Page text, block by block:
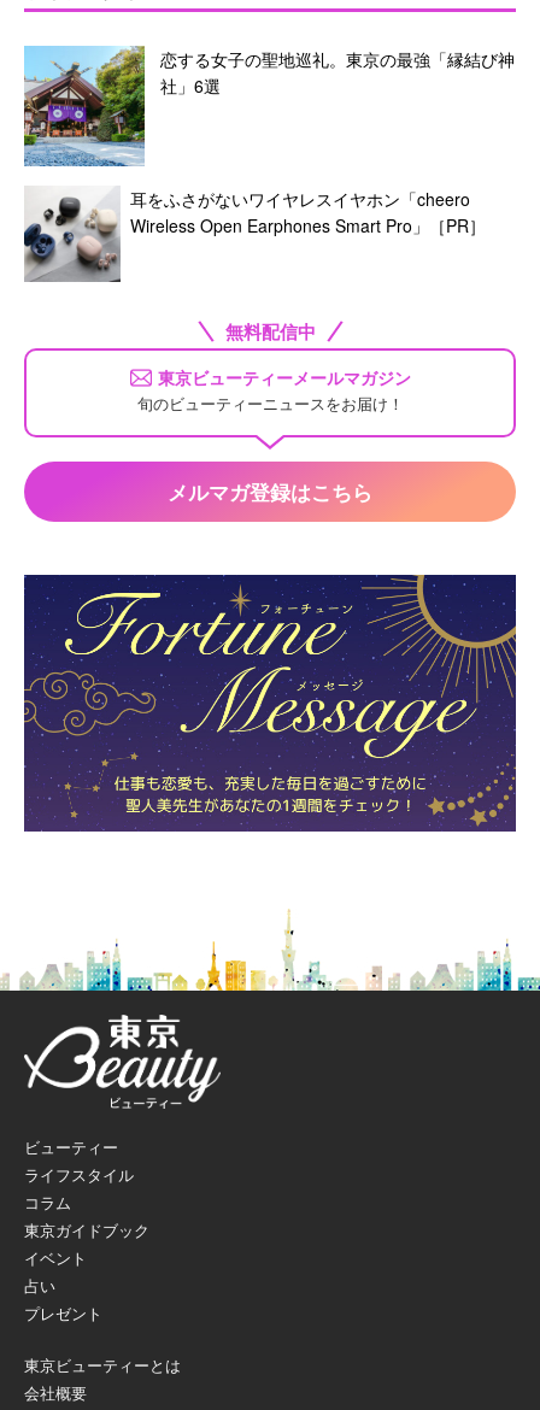
恋する女子の聖地巡礼。東京の最強「縁結び神
社」6選
耳をふさがないワイヤレスイヤホン「cheero
Wireless Open Earphones Smart Pro」［PR］
無料配信中
東京ビューティーメールマガジン
旬のビューティーニュースをお届け！
メルマガ登録はこちら
ビューティー
ライフスタイル
コラム
東京ガイドブック
イベント
占い
プレゼント
東京ビューティーとは
会社概要